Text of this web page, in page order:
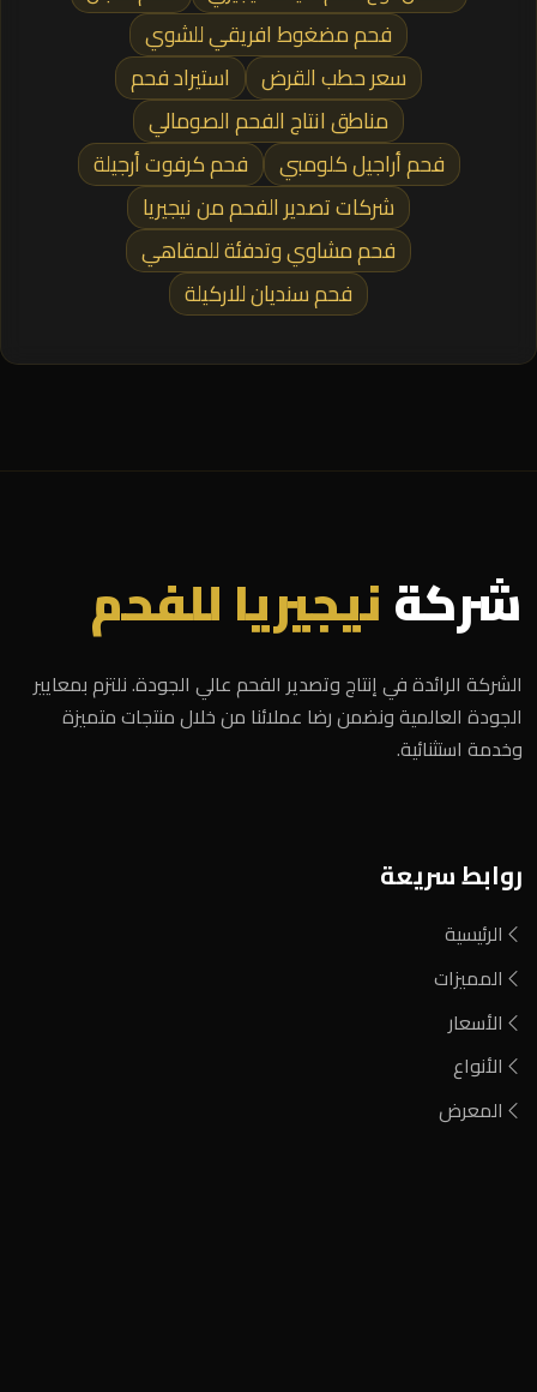
فحم مضغوط افريقي للشوي
سعر حطب القرض
استيراد فحم
مناطق انتاج الفحم الصومالي
فحم أراجيل كلومبي
فحم كرفوت أرجيلة
شركات تصدير الفحم من نيجيريا
فحم مشاوي وتدفئة للمقاهي
فحم سنديان للاركيلة
شركةنيجيريا للفحم
الشركة الرائدة في إنتاج وتصدير الفحم عالي الجودة. نلتزم بمعايير
الجودة العالمية ونضمن رضا عملائنا من خلال منتجات متميزة
وخدمة استثنائية.
روابط سريعة
الرئيسية
المميزات
الأسعار
الأنواع
المعرض